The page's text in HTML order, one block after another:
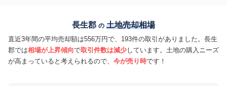
長生郡 の 土地売却相場
直近3年間の平均売却額は556万円で、193件の取引がありました。長生
郡では相場が上昇傾向で取引件数は減少しています。土地の購入ニーズ
が高まっていると考えられるので、 今が売り時です！